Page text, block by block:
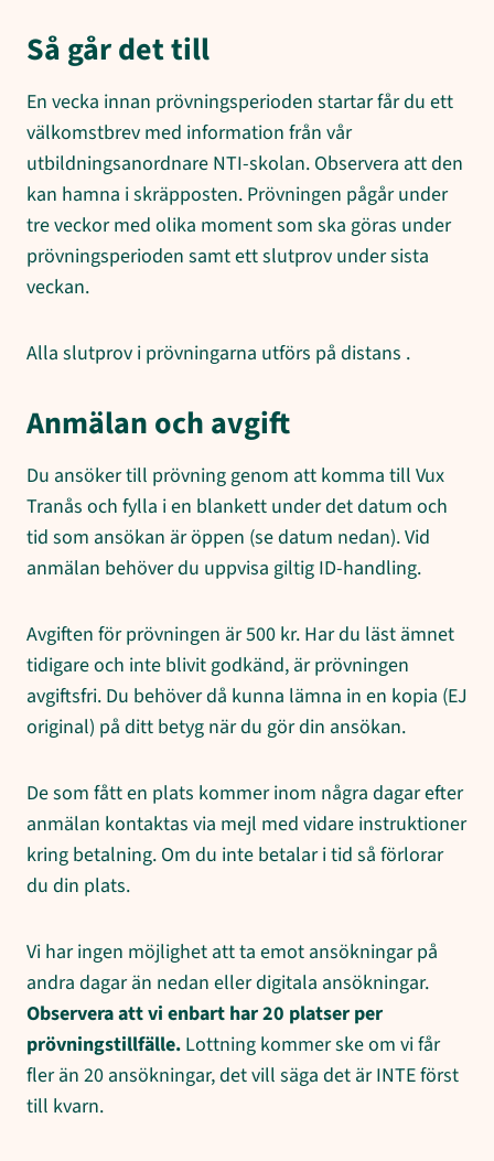
Så går det till
En vecka innan prövningsperioden startar får du ett
välkomstbrev med information från vår
utbildningsanordnare NTI-skolan. Observera att den
kan hamna i skräpposten. Prövningen pågår under
tre veckor med olika moment som ska göras under
prövningsperioden samt ett slutprov under sista
veckan.
Alla slutprov i prövningarna utförs på distans .
Anmälan och avgift
Du ansöker till prövning genom att komma till Vux
Tranås och fylla i en blankett under det datum och
tid som ansökan är öppen (se datum nedan). Vid
anmälan behöver du uppvisa giltig ID-handling.
Avgiften för prövningen är 500 kr. Har du läst ämnet
tidigare och inte blivit godkänd, är prövningen
avgiftsfri. Du behöver då kunna lämna in en kopia (EJ
original) på ditt betyg när du gör din ansökan.
De som fått en plats kommer inom några dagar efter
anmälan kontaktas via mejl med vidare instruktioner
kring betalning. Om du inte betalar i tid så förlorar
du din plats.
Vi har ingen möjlighet att ta emot ansökningar på
andra dagar än nedan eller digitala ansökningar.
Observera att vi enbart har 20 platser per
prövningstillfälle. Lottning kommer ske om vi får
fler än 20 ansökningar, det vill säga det är INTE först
till kvarn.